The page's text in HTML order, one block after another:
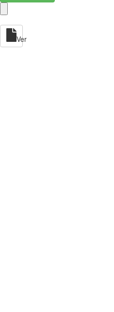
Ver